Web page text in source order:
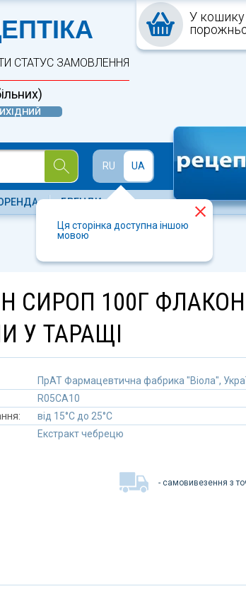
У кошику
АПТЕКА
СТАТУС ЗАМОВЛЕННЯ
RU UA
Ця сторінка доступна іншою
мовою
БРЕНДИ
СИРОП 100Г
У ТАРАЩІ
ПрАТ Фармацевтична фабрика "Віола",
R05CA10
від 15°C до 25°C
Екстракт чебрецю
- самовивезення з